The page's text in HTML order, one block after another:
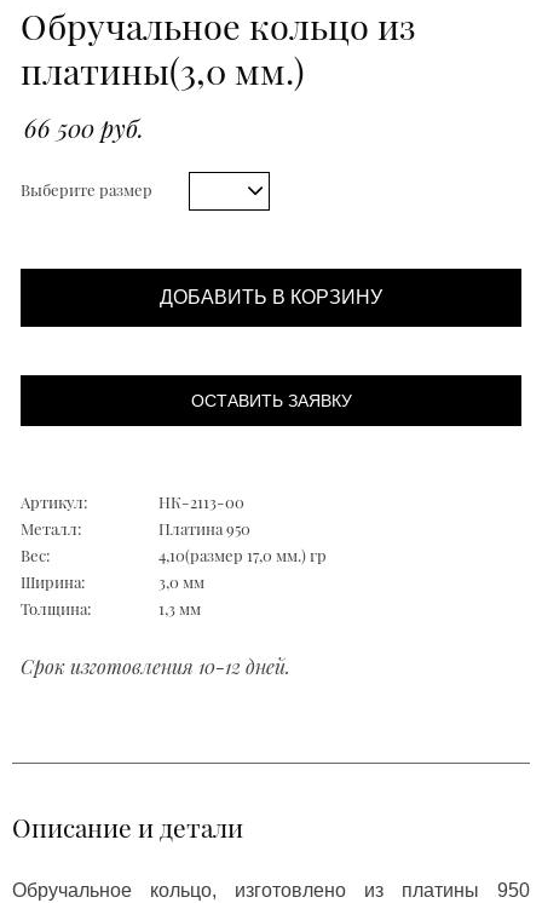
Обручальное кольцо из
платины(3,0 мм.)
66 500 руб.
Выберите размер
ДОБАВИТЬ В КОРЗИНУ
ОСТАВИТЬ ЗАЯВКУ
Артикул:
НК-2113-00
Металл:
Платина 950
Вес:
4,10(размер 17,0 мм.) гр
Ширина:
3,0 мм
Толщина:
1,3 мм
Срок изготовления 10-12 дней.
Описание и детали
Обручальное кольцо, изготовлено из платины 950